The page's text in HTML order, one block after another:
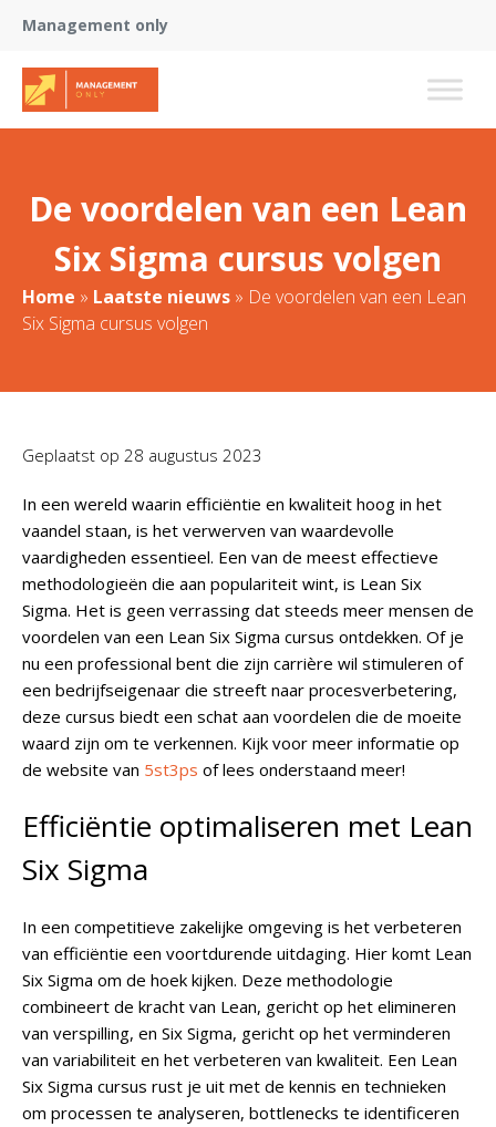
Management only
De voordelen van een Lean
Six Sigma cursus volgen
Home » Laatste nieuws » De voordelen van een Lean
Six Sigma cursus volgen
Geplaatst op 28 augustus 2023
In een wereld waarin efficiëntie en kwaliteit hoog in het
vaandel staan, is het verwerven van waardevolle
vaardigheden essentieel. Een van de meest effectieve
methodologieën die aan populariteit wint, is Lean Six
Sigma. Het is geen verrassing dat steeds meer mensen de
voordelen van een Lean Six Sigma cursus ontdekken. Of je
nu een professional bent die zijn carrière wil stimuleren of
een bedrijfseigenaar die streeft naar procesverbetering,
deze cursus biedt een schat aan voordelen die de moeite
waard zijn om te verkennen. Kijk voor meer informatie op
de website van 5st3ps of lees onderstaand meer!
Efficiëntie optimaliseren met Lean
Six Sigma
In een competitieve zakelijke omgeving is het verbeteren
van efficiëntie een voortdurende uitdaging. Hier komt Lean
Six Sigma om de hoek kijken. Deze methodologie
combineert de kracht van Lean, gericht op het elimineren
van verspilling, en Six Sigma, gericht op het verminderen
van variabiliteit en het verbeteren van kwaliteit. Een Lean
Six Sigma cursus rust je uit met de kennis en technieken
om processen te analyseren, bottlenecks te identificeren